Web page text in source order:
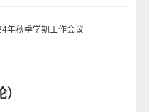
年秋季学期工作会议